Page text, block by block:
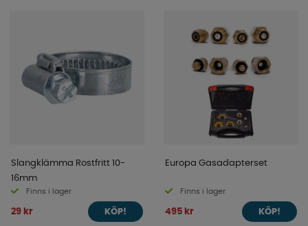
Slangklämma Rostfritt 10-
16mm
Finns i lager
29 kr KÖP!
Europa Gasadapterset
Finns i lager
495 kr KÖP!